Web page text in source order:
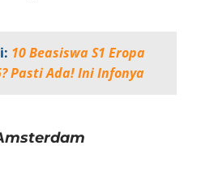
10 Beasiswa S1 Eropa
Pasti Ada! Ini Infonya